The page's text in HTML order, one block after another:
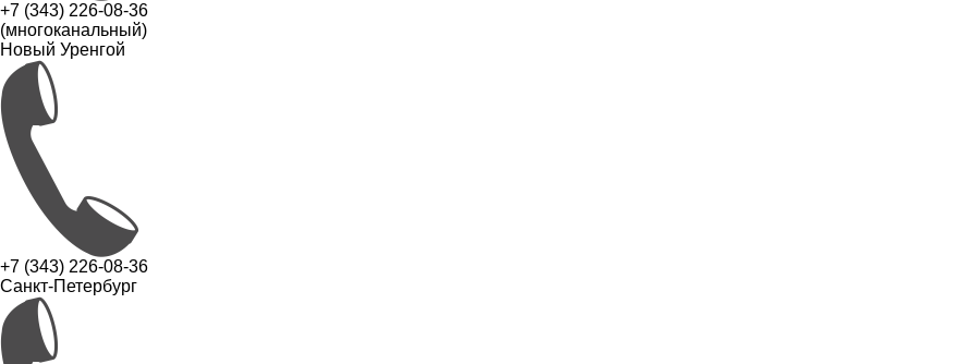
+7 (343) 226-08-36
(многоканальный)
Новый Уренгой
+7 (343) 226-08-36
Санкт-Петербург